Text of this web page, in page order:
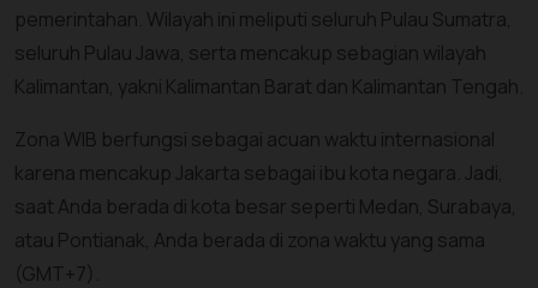
pemerintahan. Wilayah ini meliputi seluruh Pulau Sumatra,
seluruh Pulau Jawa, serta mencakup sebagian wilayah
Kalimantan, yakni Kalimantan Barat dan Kalimantan Tengah.
Zona WIB berfungsi sebagai acuan waktu internasional
karena mencakup Jakarta sebagai ibu kota negara. Jadi,
saat Anda berada di kota besar seperti Medan, Surabaya,
atau Pontianak, Anda berada di zona waktu yang sama
(GMT+7).